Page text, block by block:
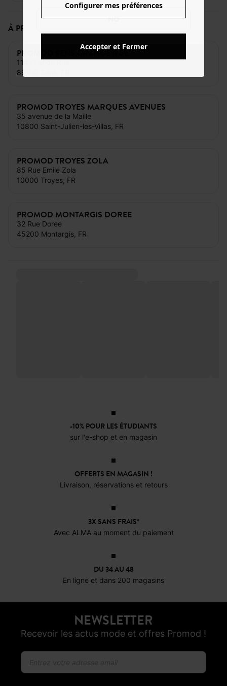
NO
À PROXIMITÉ DE CE MAGASIN
PROMOD SENS GRANDE RUE
114 Grande Rue
89100 Sens, FR
PROMOD TROYES MARQUES AVENUES
35 avenue de la Maille
10800 Saint-Julien-les-Villas, FR
PROMOD TROYES ZOLA
85 Rue Emile Zola
10000 Troyes, FR
PROMOD MONTARGIS DOREE
32 Rue Doree
45200 Montargis, FR
-10% POUR LES ÉTUDIANTS
sur l'e-shop et en magasin
OFFERTS EN MAGASIN !
Livraison, réservations et retours
3X SANS FRAIS*
Avec ALMA au moment du paiement
DU 34 AU 48
En ligne et dans 200 magasins
NEWSLETTER
Recevoir les actus mode et offres Promod !
Configurer mes préférences
Accepter et Fermer